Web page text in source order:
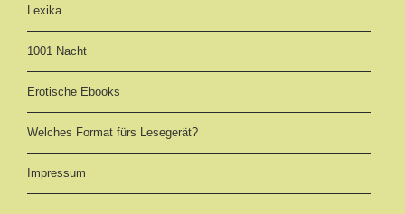
Lexika
1001 Nacht
Erotische Ebooks
Welches Format fürs Lesegerät?
Impressum